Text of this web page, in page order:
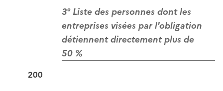
3° Liste des personnes dont les
entreprises visées par l'obligation
détiennent directement plus de
50 %
200